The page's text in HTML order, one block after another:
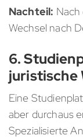
Nachteil:
Wechsel nach
6.
juristische
Eine
aber durchaus
Spezialisierte